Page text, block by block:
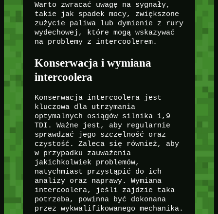
Warto zwracać uwagę na sygnały,
takie jak spadek mocy, zwiększone
zużycie paliwa lub dymienie z rury
wydechowej, które mogą wskazywać
na problemy z intercoolerem.
Konserwacja i wymiana
intercoolera
Konserwacja intercoolera jest
kluczowa dla utrzymania
optymalnych osiągów silnika 1,9
TDI. Ważne jest, aby regularnie
sprawdzać jego szczelność oraz
czystość. Zaleca się również, aby
w przypadku zauważenia
jakichkolwiek problemów,
natychmiast przystąpić do ich
analizy oraz naprawy. Wymiana
intercoolera, jeśli zajdzie taka
potrzeba, powinna być dokonana
przez wykwalifikowanego mechanika.